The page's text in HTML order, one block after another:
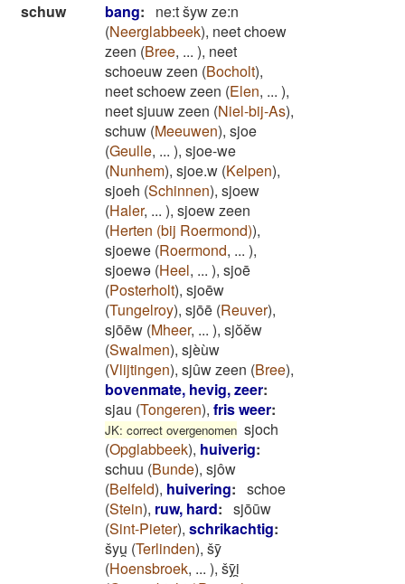
schuw
bang:
ne:t šyw ze:n
(Neerglabbeek), neet choew
zeen (Bree, ... ), neet
schoeuw zeen (Bocholt),
neet schoew zeen (Elen, ... ),
neet sjuuw zeen (Niel-bij-As),
schuw (Meeuwen), sjoe
(Geulle, ... ), sjoe-we
(Nunhem), sjoe.w (Kelpen),
sjoeh (Schinnen), sjoew
(Haler, ... ), sjoew zeen
(Herten (bij Roermond)),
sjoewe (Roermond, ... ),
sjoewə (Heel, ... ), sjoē
(Posterholt), sjoēw
(Tungelroy), sjōē (Reuver),
sjōēw (Mheer, ... ), sjŏĕw
(Swalmen), sjèùw
(Vlijtingen), sjûw zeen (Bree),
bovenmate, hevig, zeer:
sjau (Tongeren), fris weer:
JK: correct overgenomen sjoch
(Opglabbeek), huiverig:
schuu (Bunde), sjôw
(Belfeld), huivering: schoe
(Stein), ruw, hard: sjōūw
(Sint-Pieter), schrikachtig:
šyu̯ (Terlinden), šȳ
(Hoensbroek, ... ), šȳi̯